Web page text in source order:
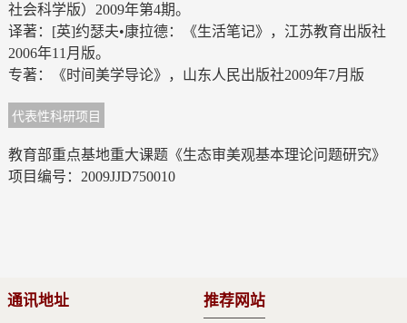
社会科学版）2009年第4期。
译著：[英]约瑟夫•康拉德：《生活笔记》，江苏教育出版社
2006年11月版。
专著：《时间美学导论》，山东人民出版社2009年7月版
代表性科研项目
教育部重点基地重大课题《生态审美观基本理论问题研究》
项目编号：2009JJD750010
通讯地址
推荐网站